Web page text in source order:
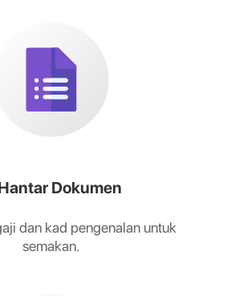
Dokumen
dan kad pengenalan untuk
semakan.